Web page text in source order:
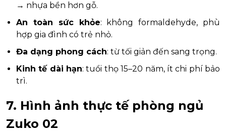
→ nhựa bền hơn gỗ.
An toàn sức khỏe: không formaldehyde, phù
hợp gia đình có trẻ nhỏ.
Đa dạng phong cách: từ tối giản đến sang trọng.
Kinh tế dài hạn: tuổi thọ 15–20 năm, ít chi phí bảo
trì.
7. Hình ảnh thực tế phòng ngủ
Zuko 02